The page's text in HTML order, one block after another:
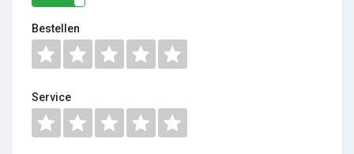
Bestellen
Service